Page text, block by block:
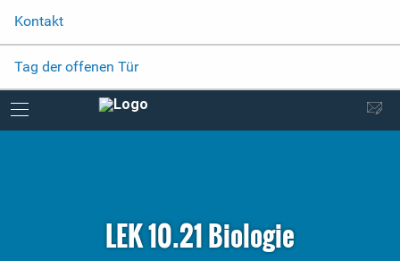
Kontakt
Tag der offenen Tür
LEK 10.21 Biologie